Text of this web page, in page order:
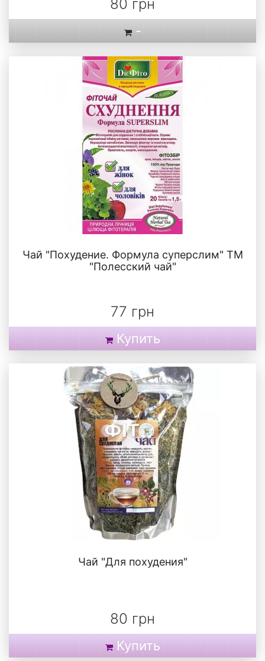
80 грн
-
Чай "Похудение. Формула суперслим" ТМ
"Полесский чай"
77 грн
Купить
Чай "Для похудения"
80 грн
Купить